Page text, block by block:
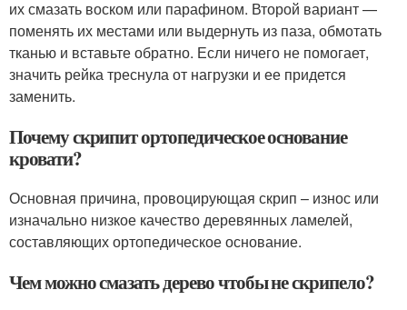
их смазать воском или парафином. Второй вариант —
поменять их местами или выдернуть из паза, обмотать
тканью и вставьте обратно. Если ничего не помогает,
значить рейка треснула от нагрузки и ее придется
заменить.
Почему скрипит ортопедическое основание
кровати?
Основная причина, провоцирующая скрип – износ или
изначально низкое качество деревянных ламелей,
составляющих ортопедическое основание.
Чем можно смазать дерево чтобы не скрипело?